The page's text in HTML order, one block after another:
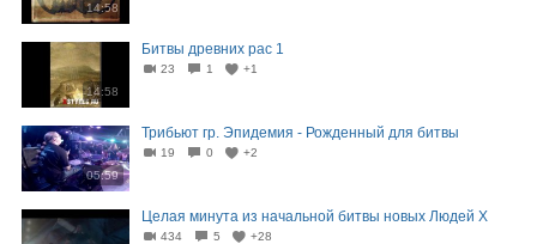
14:58
14:58
Битвы древних рас 1
23 1 +1
05:59
Трибьют гр. Эпидемия - Рожденный для битвы
19 0 +2
Целая минута из начальной битвы новых Людей Х
434 5 +28